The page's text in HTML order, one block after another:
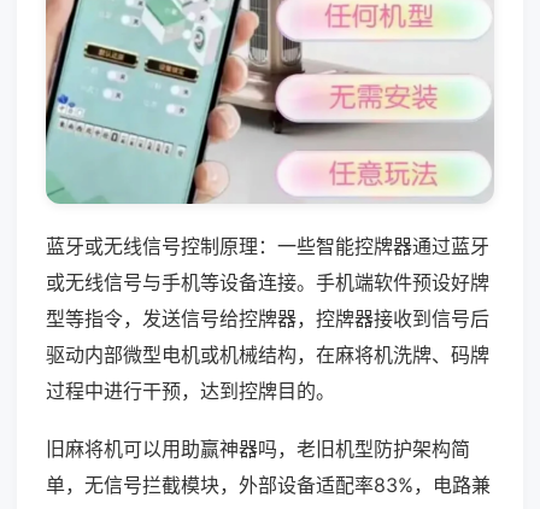
蓝牙或无线信号控制原理：一些智能控牌器通过蓝牙
或无线信号与手机等设备连接。手机端软件预设好牌
型等指令，发送信号给控牌器，控牌器接收到信号后
驱动内部微型电机或机械结构，在麻将机洗牌、码牌
过程中进行干预，达到控牌目的。
旧麻将机可以用助赢神器吗，老旧机型防护架构简
单，无信号拦截模块，外部设备适配率83%，电路兼